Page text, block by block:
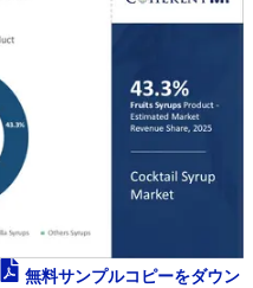
無料サンプルコピーをダウン